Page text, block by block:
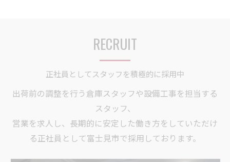
正社員としてスタッフを積極的に採用中
RECRUIT
出荷前の調整を行う倉庫スタッフや設備工事を担当する
スタッフ、
営業を求人し、長期的に安定した働き方をしていただけ
る正社員として富士見市で採用しております。